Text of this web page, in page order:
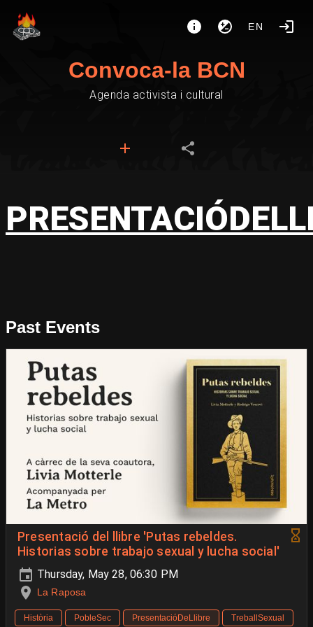
EN
Convoca-la BCN
Agenda activista i cultural
Past Events
Presentació del llibre 'Putas rebeldes.
Historias sobre trabajo sexual y lucha social'
Thursday, May 28, 06:30 PM
La Raposa
Història PobleSec PresentacióDeLlibre TreballSexual